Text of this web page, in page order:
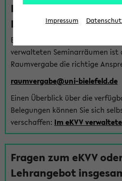
Fragen zu im eKVV
Räumen
Bei Fragen zur Vergabe von
verwalteten Seminarräumen ist
Raumvergabe die richtige
raumvergabe@uni-bielefeld.de
Einen Überblick über die
Belegungen können Sie sich
verschaffen: Im eKVV
Fragen zum eKVV
Lehrangebot
Impressum